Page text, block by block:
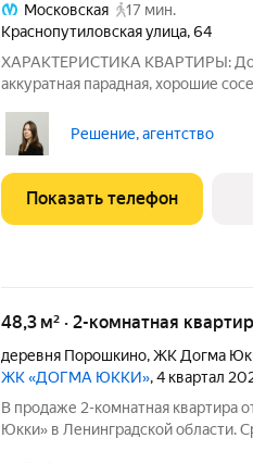
Московская
17 мин.
Краснопутиловская улица,64
ХАРАКТЕРИСТИКА КВАРТИРЫ: Дом 1961 года постройки,
аккуратная парадная, хорошие соседи. Высокий 1
42.5 кв.м.; Эргономичная планировка, позволяющая
функционально зонировать жилое
Решение, агентство
Показать телефон
48,3 м² · 2-комнатная
деревня Порошкино,ЖК Догма
ЖК «ДОГМА ЮККИ», 4 квартал
В продаже 2-комнатная квартира
Юкки» в Ленинградской области.